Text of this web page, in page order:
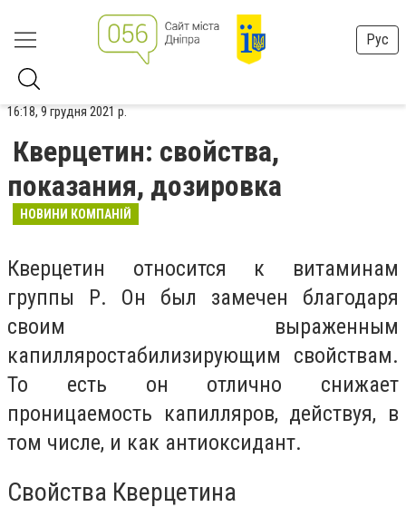
Рус
16:18, 9 грудня 2021 р.
Кверцетин: свойства,
показания, дозировка
НОВИНИ КОМПАНІЙ
Кверцетин относится к витаминам
группы Р. Он был замечен благодаря
своим выраженным
капилляростабилизирующим свойствам.
То есть он отлично снижает
проницаемость капилляров, действуя, в
том числе, и как антиоксидант.
Свойства Кверцетина